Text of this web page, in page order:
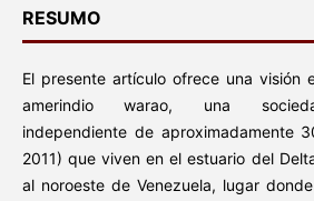
RESUMO
El presente artículo ofrece una visión
amerindio warao, una
independiente de aproximadamente
2011) que viven en el estuario del
al noroeste de Venezuela, lugar